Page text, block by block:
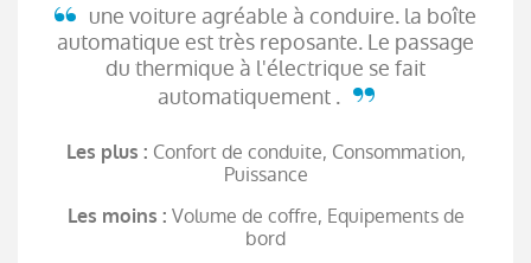
une voiture agréable à conduire. la boîte
automatique est très reposante. Le passage
du thermique à l'électrique se fait
automatiquement .
Les plus : Confort de conduite, Consommation,
Puissance
Les moins : Volume de coffre, Equipements de
bord